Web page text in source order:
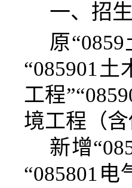
一、 招
原“0859
“085901土
工程”“
境工程（含
新增
“085801电